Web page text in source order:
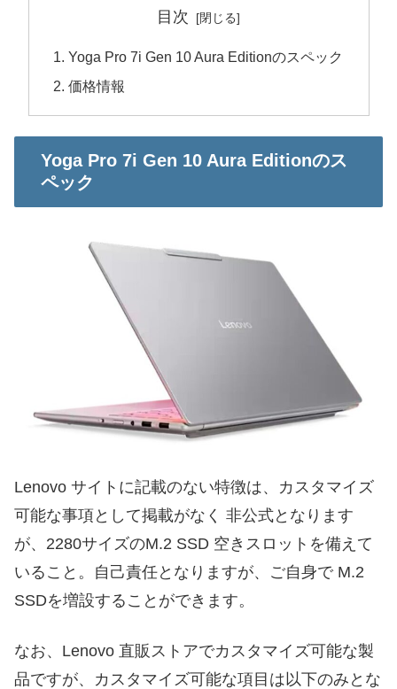
目次
Yoga Pro 7i Gen 10 Aura Editionのスペック
価格情報
Yoga Pro 7i Gen 10 Aura Editionのス
ペック
Lenovo サイトに記載のない特徴は、カスタマイズ
可能な事項として掲載がなく 非公式となります
が、2280サイズのM.2 SSD 空きスロットを備えて
いること。自己責任となりますが、ご自身で M.2
SSDを増設することができます。
なお、Lenovo 直販ストアでカスタマイズ可能な製
品ですが、カスタマイズ可能な項目は以下のみとな